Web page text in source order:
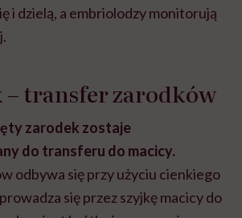
i dzielą, a embriolodzy monitorują
transfer zarodków
zarodek zostaje
do transferu do macicy.
odbywa się przy użyciu cienkiego
się przez szyjkę macicy do